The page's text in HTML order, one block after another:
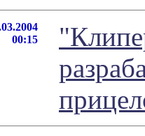
00:15